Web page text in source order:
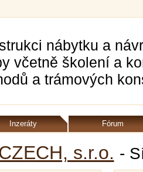
nábytku a
včetně školení a
a trámových
Inzeráty Fórum
s.r.o. -